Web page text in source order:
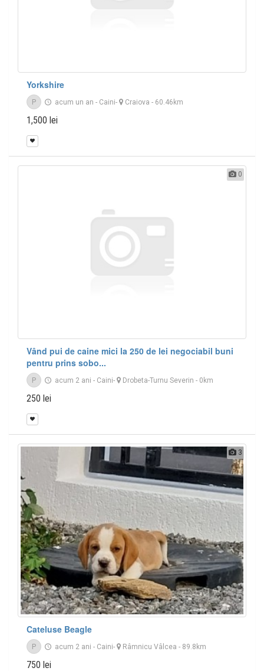
Yorkshire
P acum un an - Caini- Craiova - 60.46km
1,500 lei
0
Vând pui de caine mici la 250 de lei negociabil buni
pentru prins sobo...
P acum 2 ani - Caini- Drobeta-Turnu Severin - 0km
250 lei
3
Cateluse Beagle
P acum 2 ani - Caini- Râmnicu Vâlcea - 89.8km
750 lei